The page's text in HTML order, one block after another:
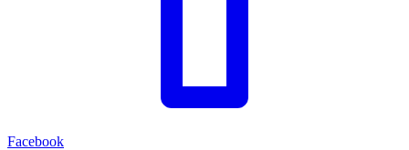
Facebook